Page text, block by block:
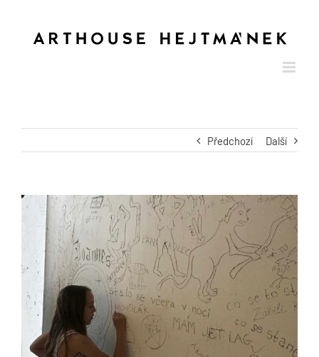
content
Předchozí Další